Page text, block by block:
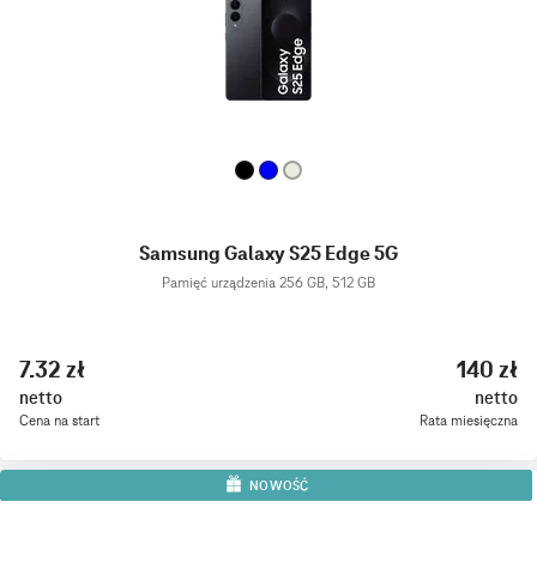
Samsung Galaxy S25 Edge 5G
Pamięć urządzenia 256 GB, 512 GB
7.32 zł
netto
Cena na start
140 zł
netto
Rata miesięczna
NOWOŚĆ